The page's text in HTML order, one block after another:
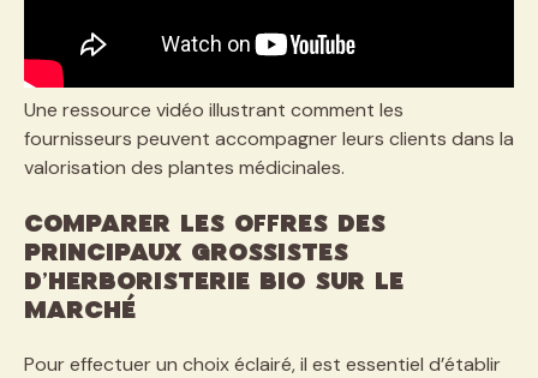
Une ressource vidéo illustrant comment les
fournisseurs peuvent accompagner leurs clients dans la
valorisation des plantes médicinales.
Comparer les offres des
principaux grossistes
d’herboristerie bio sur le
marché
Pour effectuer un choix éclairé, il est essentiel d’établir